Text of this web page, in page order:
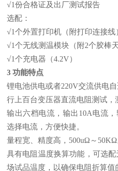
√1份合格证及出厂测试报告
选配：
√1个外置打印机（附打印连接线
√1个无线测温模块（附2个胶棒天
√1个充电器（4.2V）
3 功能特点
锂电池供电或者220V交流供电
行上百台变压器直流电阻测试，
输出六档电流，输出10A电流
选择电流，方便快捷。
量程宽、精度高，500uΩ～50KΩ
具有电阻温度换算功能，可选
场试品温度，以确保电阻折算值